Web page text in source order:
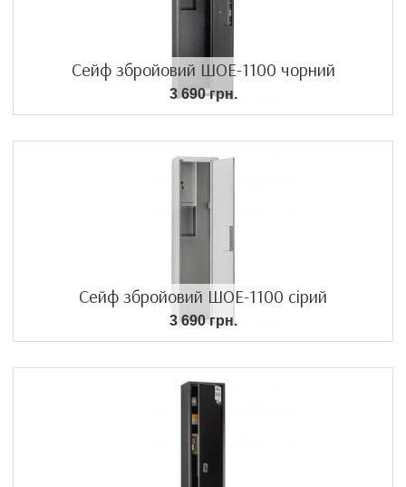
Сейф збройовий ШОЕ-1100 чорний
3 690 грн.
Сейф збройовий ШОЕ-1100 сірий
3 690 грн.